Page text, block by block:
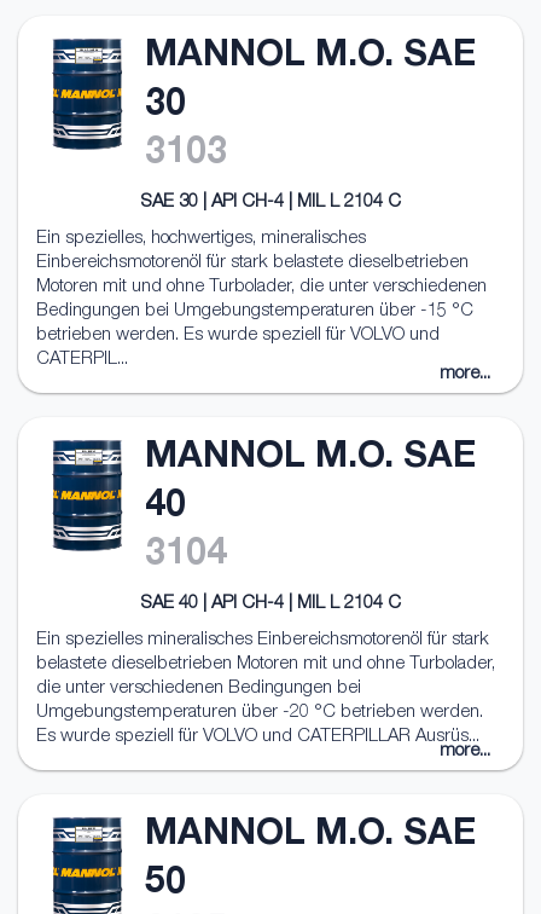
MANNOL M.O. SAE
30
3103
SAE 30 | API CH-4 | MIL L 2104 C
Ein spezielles, hochwertiges, mineralisches
Einbereichsmotorenöl für stark belastete dieselbetrieben
Motoren mit und ohne Turbolader, die unter verschiedenen
Bedingungen bei Umgebungstemperaturen über -15 °C
betrieben werden. Es wurde speziell für VOLVO und
CATERPIL...
more...
MANNOL M.O. SAE
40
3104
SAE 40 | API CH-4 | MIL L 2104 C
Ein spezielles mineralisches Einbereichsmotorenöl für stark
belastete dieselbetrieben Motoren mit und ohne Turbolader,
die unter verschiedenen Bedingungen bei
Umgebungstemperaturen über -20 °C betrieben werden.
Es wurde speziell für VOLVO und CATERPILLAR Ausrüs...
more...
MANNOL M.O. SAE
50